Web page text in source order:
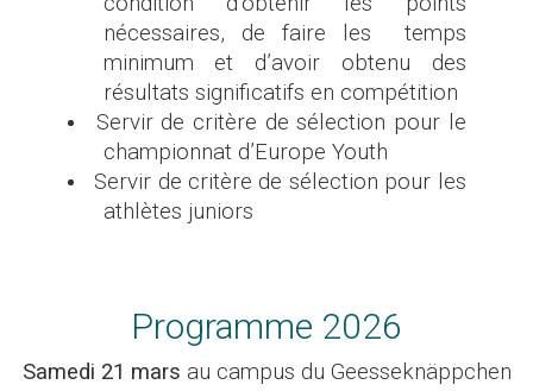
nécessaires, de faire les temps
minimum et d’avoir obtenu des
résultats significatifs en compétition
Servir de critère de sélection pour le
championnat d’Europe Youth
Servir de critère de sélection pour les
athlètes juniors
Programme 2026
Samedi 21 mars au campus du Geesseknäppchen